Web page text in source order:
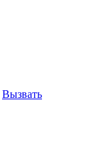
Вызвать